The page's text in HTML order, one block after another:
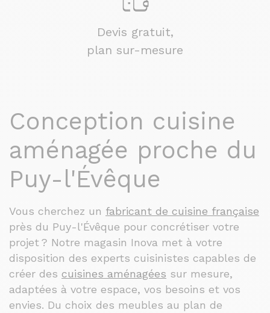
Devis gratuit,
plan sur-mesure
Conception cuisine
aménagée proche du
Puy-l'Évêque
Vous cherchez un fabricant de cuisine française
près du Puy-l'Évêque pour concrétiser votre
projet ? Notre magasin Inova met à votre
disposition des experts cuisinistes capables de
créer des cuisines aménagées sur mesure,
adaptées à votre espace, vos besoins et vos
envies. Du choix des meubles au plan de